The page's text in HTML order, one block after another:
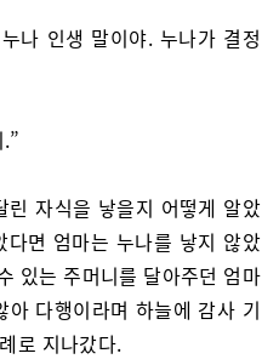
나 인생 말이야. 누나가 결정
자식을 낳을지 어떻게 알았
면 엄마는 누나를 낳지 않았
있는 주머니를 달아주던 엄마
다행이라며 하늘에 감사 기
로 지나갔다.